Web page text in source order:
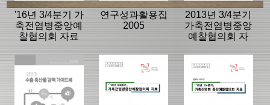
'16년 3/4분기 가
축전염병중앙예
찰협의회 자료
연구성과활용집
2005
2013년 3/4분기
가축전염병중앙
예찰협의회 자